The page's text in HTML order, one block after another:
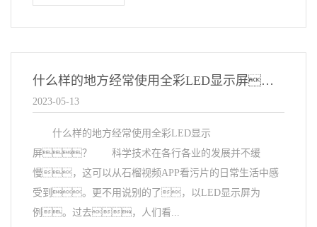
什么样的地方经常使用全彩LED显示屏？
2023-05-13
什么样的地方经常使用全彩LED显示
屏？ 科学技术在各行各业的发展并不缓
慢，这可以从石榴视频APP看污片的日常生活中感
受到。更不用说别的了，以LED显示屏为
例。过去，人们看...